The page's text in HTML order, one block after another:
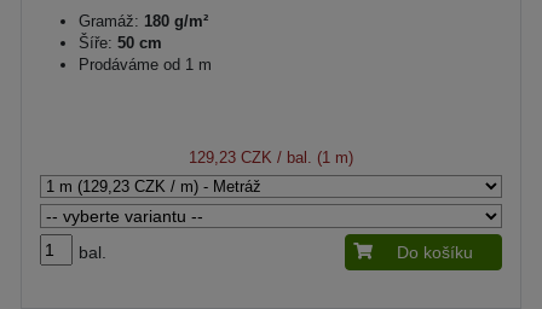
Gramáž: 180 g/m²
Šíře: 50 cm
Prodáváme od 1 m
129,23 CZK / bal. (1 m)
bal. Do košíku